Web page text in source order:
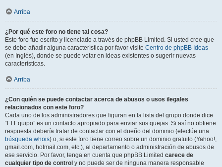
Arriba
¿Por qué este foro no tiene tal cosa?
Este foro fue escrito y licenciado a través de phpBB Limited. Si usted cree que
se debe añadir alguna característica por favor visite Centro de phpBB Ideas
(en Inglés), donde se puede votar en ideas existentes o sugerir nuevas
características.
Arriba
¿Con quién se puede contactar acerca de abusos o usos ilegales
relacionados con este foro?
Cada uno de los administradores que figuran en la lista del grupo donde dice
“El Equipo” es un contacto apropiado para enviar sus quejas. Si así no obtiene
respuesta debería tratar de contactar con el dueño del dominio (efectúe una
búsqueda whois) o, si este foro tiene correo sobre un dominio gratuito (Yahoo!,
gmail.com, hotmail.com, etc.), al departamento o administración de abusos de
ese servicio. Por favor, tenga en cuenta que phpBB Limited carece de
cualquier tipo de control y no puede ser de ninguna manera responsable